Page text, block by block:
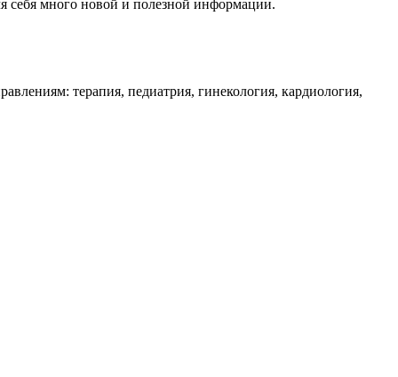
себя много новой и полезной информации.
терапия, педиатрия, гинекология, кардиология,